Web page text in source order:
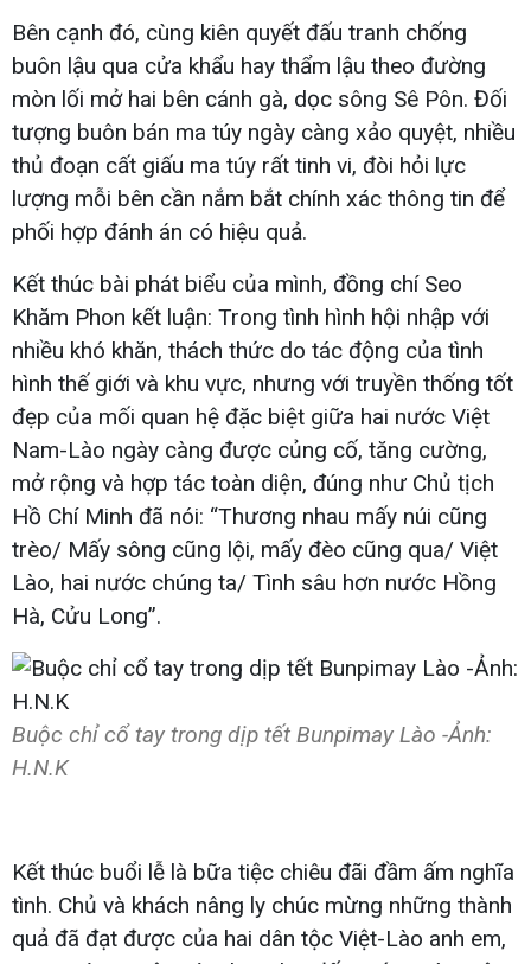
Bên cạnh đó, cùng kiên quyết đấu tranh chống
buôn lậu qua cửa khẩu hay thẩm lậu theo đường
mòn lối mở hai bên cánh gà, dọc sông Sê Pôn. Đối
tượng buôn bán ma túy ngày càng xảo quyệt, nhiều
thủ đoạn cất giấu ma túy rất tinh vi, đòi hỏi lực
lượng mỗi bên cần nắm bắt chính xác thông tin để
phối hợp đánh án có hiệu quả.
Kết thúc bài phát biểu của mình, đồng chí Seo
Khăm Phon kết luận: Trong tình hình hội nhập với
nhiều khó khăn, thách thức do tác động của tình
hình thế giới và khu vực, nhưng với truyền thống tốt
đẹp của mối quan hệ đặc biệt giữa hai nước Việt
Nam-Lào ngày càng được củng cố, tăng cường,
mở rộng và hợp tác toàn diện, đúng như Chủ tịch
Hồ Chí Minh đã nói: “Thương nhau mấy núi cũng
trèo/ Mấy sông cũng lội, mấy đèo cũng qua/ Việt
Lào, hai nước chúng ta/ Tình sâu hơn nước Hồng
Hà, Cửu Long”.
Buộc chỉ cổ tay trong dịp tết Bunpimay Lào -Ảnh:
H.N.K
Kết thúc buổi lễ là bữa tiệc chiêu đãi đầm ấm nghĩa
tình. Chủ và khách nâng ly chúc mừng những thành
quả đã đạt được của hai dân tộc Việt-Lào anh em,